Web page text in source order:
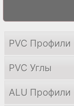
PVC Профили
PVC Углы
ALU Профили